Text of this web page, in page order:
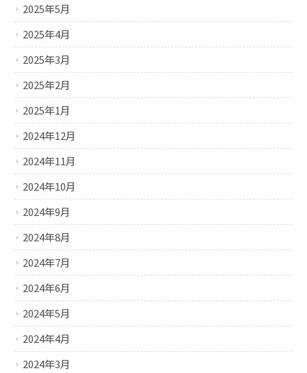
2025年5月
2025年4月
2025年3月
2025年2月
2025年1月
2024年12月
2024年11月
2024年10月
2024年9月
2024年8月
2024年7月
2024年6月
2024年5月
2024年4月
2024年3月